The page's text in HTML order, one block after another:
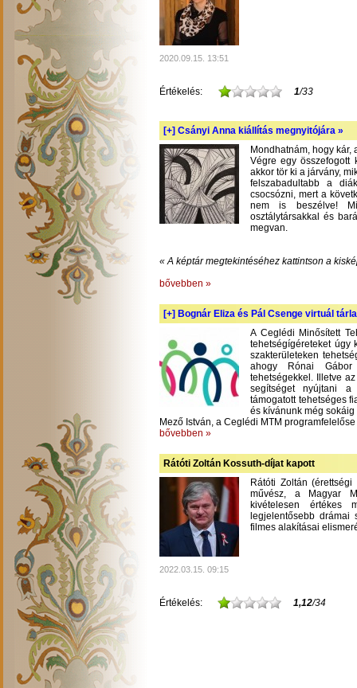
2020.09.15. 13:51
Értékelés: 1/33
[+] Csányi Anna kiállítás megnyitójára »
Mondhatnám, hogy kár,
Végre egy összefogott
akkor tör ki a járvány,
felszabadultabb a
csocsózni, mert a
nem is beszélve!
osztálytársakkal és
megvan.
« A képtár megtekintéséhez kattintson a
bővebben »
[+] Bognár Eliza és Pál Csenge virtuál
A Ceglédi Minősített
tehetségígéreteket úgy
szakterületeken
ahogy Rónai Gábor
tehetségekkel. Illetve
segítséget nyújtani a
támogatott tehetséges
és kívánunk még
Mező István, a Ceglédi MTM programfelelőse
bővebben »
Rátóti Zoltán Kossuth-díjat kapott
Rátóti Zoltán
művész, a Magyar
kivételesen értékes
legjelentősebb drámai
filmes alakításai
2022.03.15. 09:15
Értékelés: 1,12/34